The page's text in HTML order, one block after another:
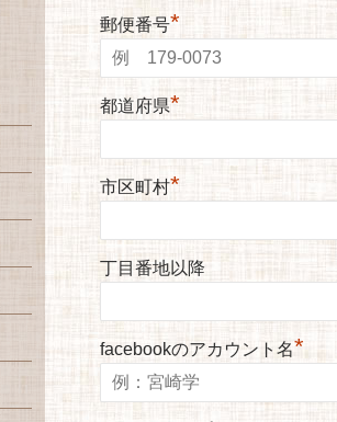
郵便番号*
都道府県*
市区町村*
丁目番地以降
facebookのアカウント名*